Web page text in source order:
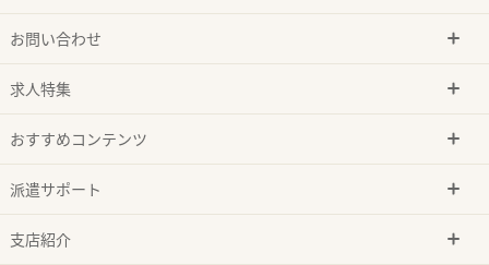
お問い合わせ
求人特集
おすすめコンテンツ
派遣サポート
支店紹介